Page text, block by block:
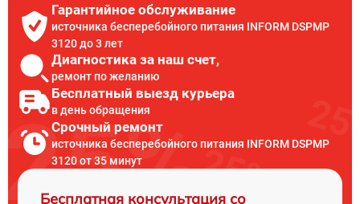
Гарантийное обслуживание
источника бесперебойного питания INFORM DSPMP
3120 до 3 лет
Диагностика за наш счет,
ремонт по желанию
Бесплатный выезд курьера
в день обращения
Срочный ремонт
источника бесперебойного питания INFORM DSPMP
3120 от 35 минут
Бесплатная консультация со